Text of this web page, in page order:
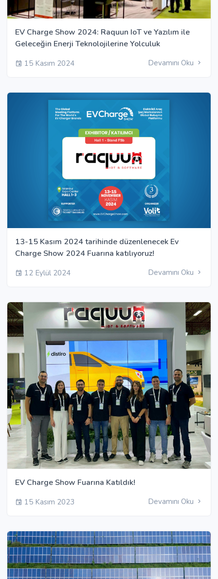
EV Charge Show 2024: Raquun IoT ve Yazılım ile
Geleceğin Enerji Teknolojilerine Yolculuk
15 Kasım 2024 Devamını Oku
13-15 Kasım 2024 tarihinde düzenlenecek Ev
Charge Show 2024 Fuarına katılıyoruz!
12 Eylül 2024 Devamını Oku
EV Charge Show Fuarına Katıldık!
15 Kasım 2023 Devamını Oku